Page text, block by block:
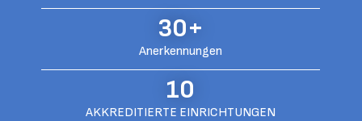
30+
Anerkennungen
10
AKKREDITIERTE EINRICHTUNGEN